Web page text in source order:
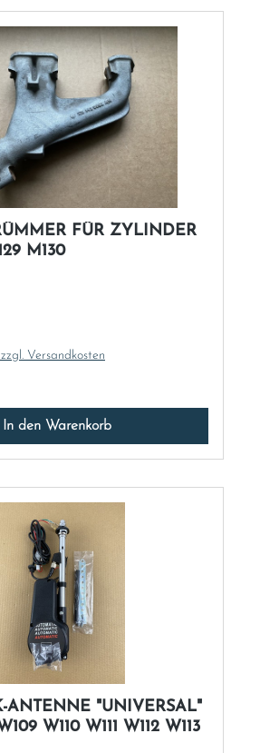
FÜR ZYLINDER
M130
Versandkosten
In den Warenkorb
ANTENNE "UNIVERSAL"
W110 W111 W112 W113